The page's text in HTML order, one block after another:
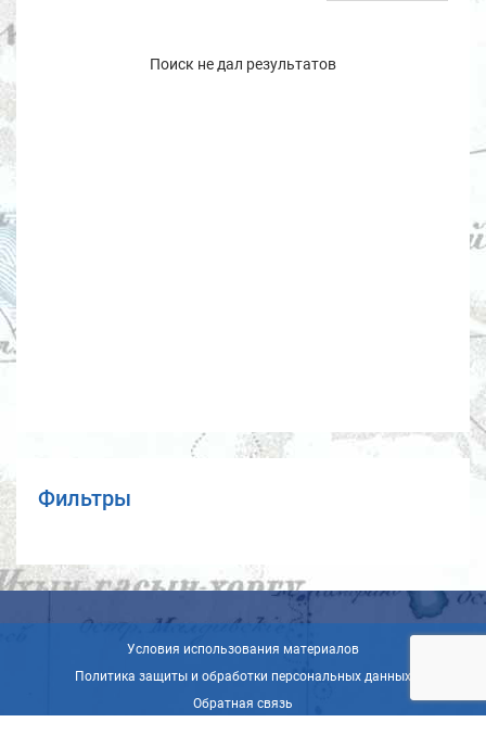
Поиск не дал результатов
Фильтры
Условия использования материалов
Политика защиты и обработки персональных данных
Обратная связь